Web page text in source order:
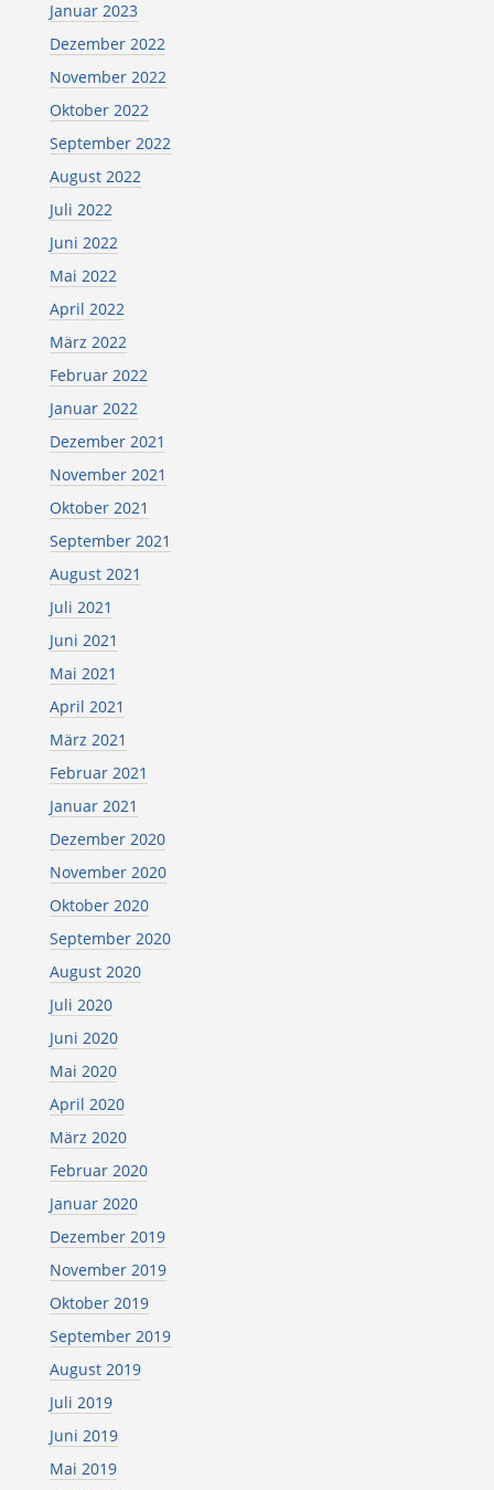
Januar 2023
Dezember 2022
November 2022
Oktober 2022
September 2022
August 2022
Juli 2022
Juni 2022
Mai 2022
April 2022
März 2022
Februar 2022
Januar 2022
Dezember 2021
November 2021
Oktober 2021
September 2021
August 2021
Juli 2021
Juni 2021
Mai 2021
April 2021
März 2021
Februar 2021
Januar 2021
Dezember 2020
November 2020
Oktober 2020
September 2020
August 2020
Juli 2020
Juni 2020
Mai 2020
April 2020
März 2020
Februar 2020
Januar 2020
Dezember 2019
November 2019
Oktober 2019
September 2019
August 2019
Juli 2019
Juni 2019
Mai 2019